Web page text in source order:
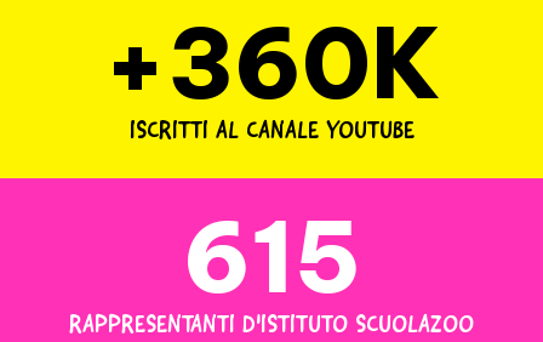
+360K
ISCRITTI AL CANALE YOUTUBE
615
RAPPRESENTANTI D'ISTITUTO SCUOLAZOO